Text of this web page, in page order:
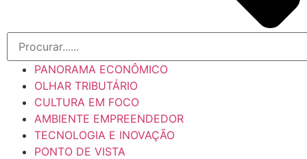
PANORAMA ECONÔMICO
OLHAR TRIBUTÁRIO
CULTURA EM FOCO
AMBIENTE EMPREENDEDOR
TECNOLOGIA E INOVAÇÃO
PONTO DE VISTA